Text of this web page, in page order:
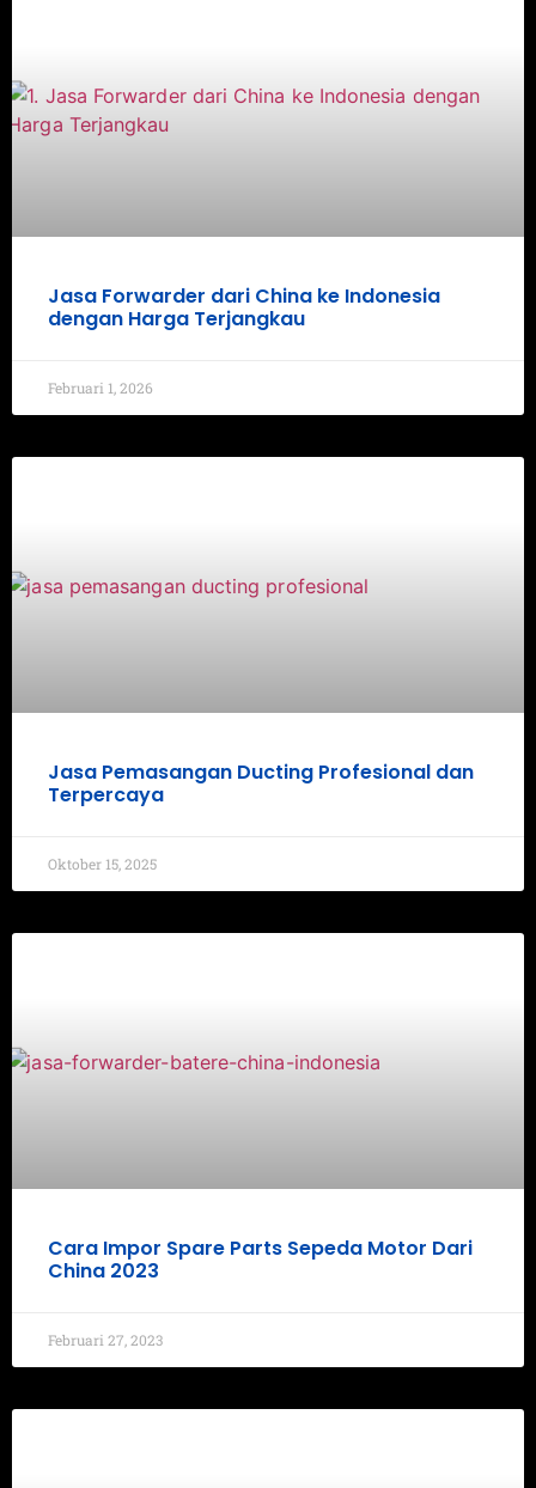
Jasa Forwarder dari China ke Indonesia
dengan Harga Terjangkau
Februari 1, 2026
Jasa Pemasangan Ducting Profesional dan
Terpercaya
Oktober 15, 2025
Cara Impor Spare Parts Sepeda Motor Dari
China 2023
Februari 27, 2023